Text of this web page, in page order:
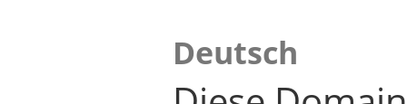
Deutsch